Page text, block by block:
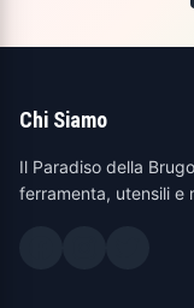
Chi Siamo
Il Paradiso della
ferramenta, utensili e